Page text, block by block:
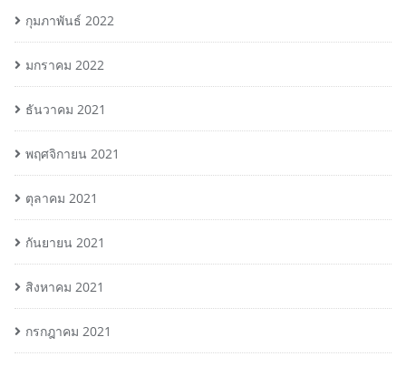
กุมภาพันธ์ 2022
มกราคม 2022
ธันวาคม 2021
พฤศจิกายน 2021
ตุลาคม 2021
กันยายน 2021
สิงหาคม 2021
กรกฎาคม 2021